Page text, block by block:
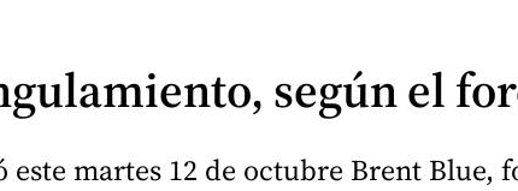
según el
martes 12 de octubre Brent Blue,